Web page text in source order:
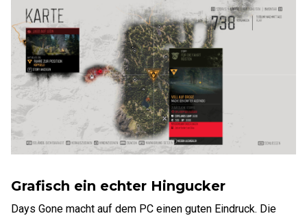
Grafisch ein echter Hingucker
Days Gone macht auf dem PC einen guten Eindruck. Die